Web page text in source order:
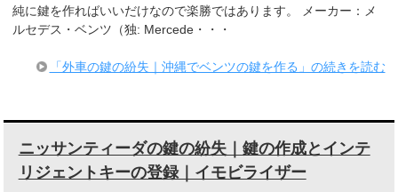
純に鍵を作ればいいだけなので楽勝ではあります。 メーカー：メ
ルセデス・ベンツ（独: Mercede・・・
「外車の鍵の紛失｜沖縄でベンツの鍵を作る」の続きを読む
ニッサンティーダの鍵の紛失｜鍵の作成とインテ
リジェントキーの登録｜イモビライザー